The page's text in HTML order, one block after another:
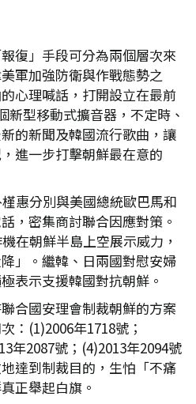
復」手段可分為兩個層次來
軍加強防衛與作戰態勢之
心理喊話，打開設立在最前
新型移動式擴音器，不定時、
的新聞及韓國流行歌曲，讓
進一步打擊朝鮮最在意的
惠分別與美國總統歐巴馬和
，密集商討聯合因應對策。
在朝鮮半島上空展示威力，
」。繼韓、日兩國對慰安婦
表示支援韓國對抗朝鮮。
合國安理會制裁朝鮮的方案
：(1)2006年1718號；
年2087號；(4)2013年2094號
達到制裁目的，生怕「不痛
正舉起白旗。